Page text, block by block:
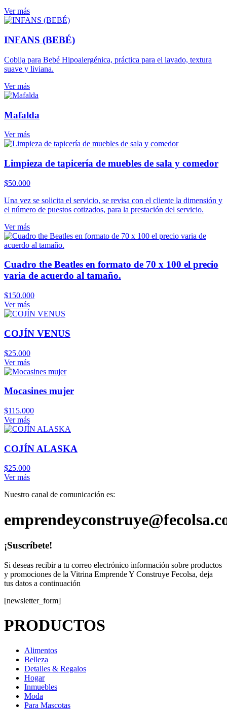
Ver más
INFANS (BEBÉ)
Cobija para Bebé Hipoalergénica, práctica para el lavado, textura
suave y liviana.
Ver más
Mafalda
Ver más
Limpieza de tapicería de muebles de sala y comedor
$50.000
Una vez se solicita el servicio, se revisa con el cliente la dimensión y
el número de puestos cotizados, para la prestación del servicio.
Ver más
Cuadro the Beatles en formato de 70 x 100 el precio
varia de acuerdo al tamaño.
$150.000
Ver más
COJÍN VENUS
$25.000
Ver más
Mocasines mujer
$115.000
Ver más
COJÍN ALASKA
$25.000
Ver más
Nuestro canal de comunicación es:
¡Suscríbete!
Si deseas recibir a tu correo electrónico información sobre productos
y promociones de la Vitrina Emprende Y Construye Fecolsa, deja
tus datos a continuación
[newsletter_form]
PRODUCTOS
Alimentos
Belleza
Detalles & Regalos
Hogar
Inmuebles
Moda
Para Mascotas